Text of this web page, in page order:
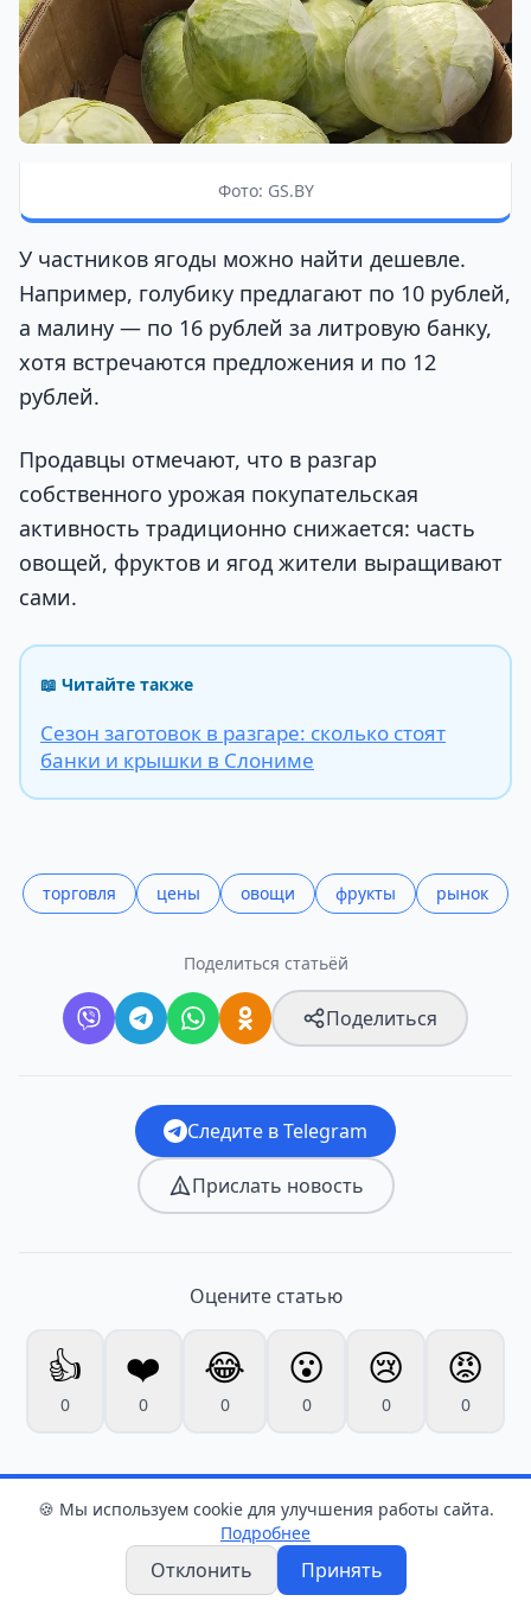
Фото: GS.BY
У частников ягоды можно найти дешевле.
Например, голубику предлагают по 10 рублей,
а малину — по 16 рублей за литровую банку,
хотя встречаются предложения и по 12
рублей.
Продавцы отмечают, что в разгар
собственного урожая покупательская
активность традиционно снижается: часть
овощей, фруктов и ягод жители выращивают
сами.
📖 Читайте также
Сезон заготовок в разгаре: сколько стоят
банки и крышки в Слониме
торговля цены овощи фрукты рынок
Поделиться статьёй
Поделиться
Следите в Telegram
Прислать новость
Оцените статью
👍
0
❤️
0
😂
0
😮
0
😢
0
😡
0
🍪 Мы используем cookie для улучшения работы сайта.
Подробнее
Отклонить Принять